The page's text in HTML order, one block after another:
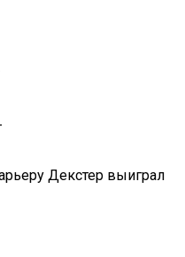
Декстер выиграл